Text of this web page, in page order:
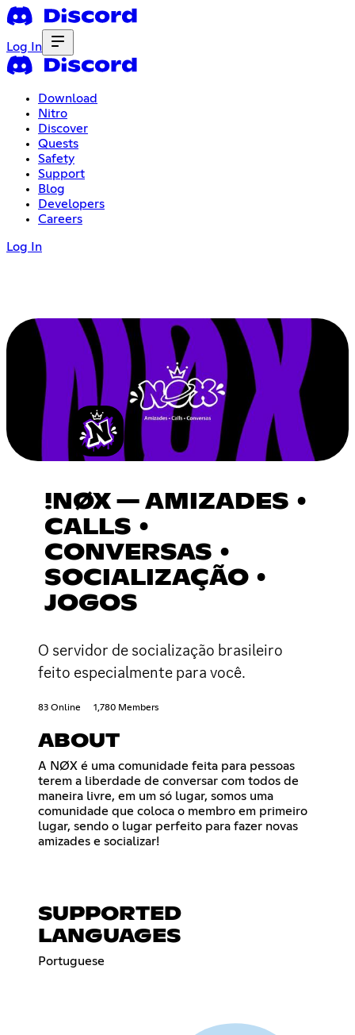
Log In
Download
Nitro
Discover
Quests
Safety
Support
Blog
Developers
Careers
Log In
!NØX — AMIZADES •
CALLS •
CONVERSAS •
SOCIALIZAÇÃO •
JOGOS
O servidor de socialização brasileiro
feito especialmente para você.
83 Online 1,780 Members
ABOUT
A NØX é uma comunidade feita para pessoas
terem a liberdade de conversar com todos de
maneira livre, em um só lugar, somos uma
comunidade que coloca o membro em primeiro
lugar, sendo o lugar perfeito para fazer novas
amizades e socializar!
SUPPORTED
LANGUAGES
Portuguese